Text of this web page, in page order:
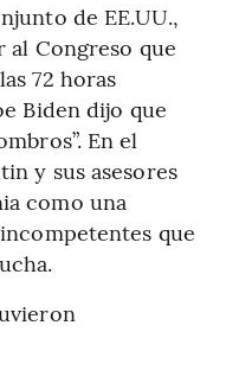
de EE.UU.,
Congreso que
72 horas
Biden dijo que
En el
y sus asesores
como una
que